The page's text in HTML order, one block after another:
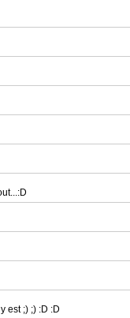
est ;) ;) :D :D